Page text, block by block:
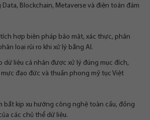
Blockchain, Metaverse và điện toán đám
tích hợp biện pháp bảo mật, xác thực, phân
loại rủi ro khi xử lý bằng AI.
dữ liệu cá nhân được xử lý đúng mục đích,
đạo đức và thuần phong mỹ tục Việt
bắt kịp xu hướng công nghệ toàn cầu, đồng
các chủ thể dữ liệu.